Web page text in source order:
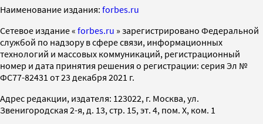
Наименование издания: forbes.ru
Cетевое издание « forbes.ru » зарегистрировано Федеральной
службой по надзору в сфере связи, информационных
технологий и массовых коммуникаций, регистрационный
номер и дата принятия решения о регистрации: серия Эл №
ФС77-82431 от 23 декабря 2021 г.
Адрес редакции, издателя: 123022, г. Москва, ул.
Звенигородская 2-я, д. 13, стр. 15, эт. 4, пом. X, ком. 1